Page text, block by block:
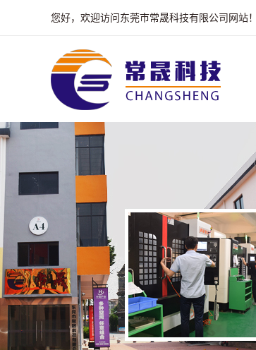
您好，欢迎访问东莞市常晟科技有限公司网站！